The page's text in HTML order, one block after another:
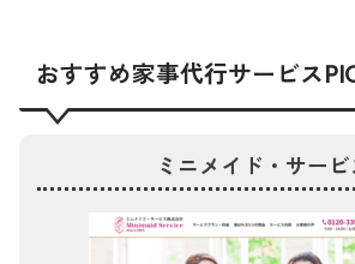
おすすめ家事代行サービス
ミニメイド・サービ